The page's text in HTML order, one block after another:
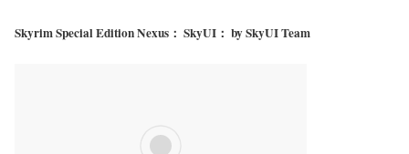
Skyrim Special Edition Nexus： SkyUI： by SkyUI Team